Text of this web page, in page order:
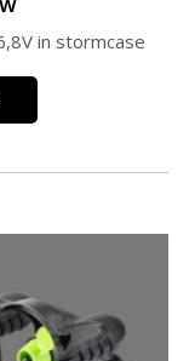
in stormcase